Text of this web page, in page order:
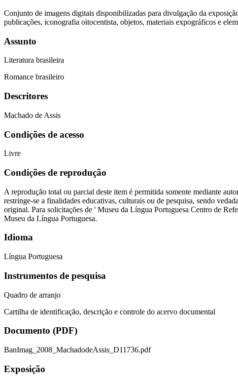
Conjunto de imagens digitais disponibilizadas para divulgação da
publicações, iconografia oitocentista, objetos, materiais expográficos e
Assunto
Literatura brasileira
Romance brasileiro
Descritores
Machado de Assis
Condições de acesso
Livre
Condições de reprodução
A reprodução total ou parcial deste item é permitida somente mediante
restringe-se a finalidades educativas, culturais ou de pesquisa, sendo
original. Para solicitações de ' Museu da Língua Portuguesa Centro de
Museu da Língua Portuguesa.
Idioma
Língua Portuguesa
Instrumentos de pesquisa
Quadro de arranjo
Cartilha de identificação, descrição e controle do acervo documental
Documento (PDF)
BanImag_2008_MachadodeAssis_D11736.pdf
Exposição